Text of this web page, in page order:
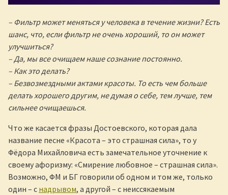
– Фильтр может меняться у человека в течение жизни? Есть
шанс, что, если фильтр не очень хороший, то он может
улучшиться?
– Да, мы все очищаем наше сознание постоянно.
– Как это делать?
– Безвозмездными актами красоты. То есть чем больше
делать хорошего другим, не думая о себе, тем лучше, тем
сильнее очищаешься.
Что же касается фразы Достоевского, которая дала
название песне «Красота – это страшная сила», то у
Фёдора Михайловича есть замечательное уточнение к
своему афоризму: «Смирение любовное – страшная сила».
Возможно, ФМ и БГ говорили об одном и том же, только
один – с надрывом, а другой – с неиссякаемым